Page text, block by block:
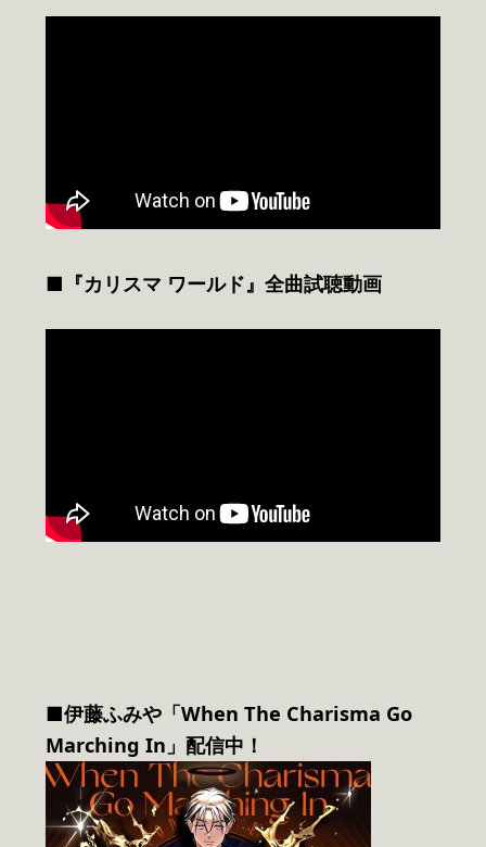
■『カリスマ ワールド』全曲試聴動画
■伊藤ふみや「When The Charisma Go
Marching In」配信中！